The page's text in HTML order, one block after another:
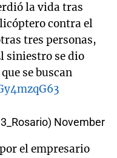
la vida tras
contra el
tres personas,
siniestro se dio
se buscan
November
el empresario